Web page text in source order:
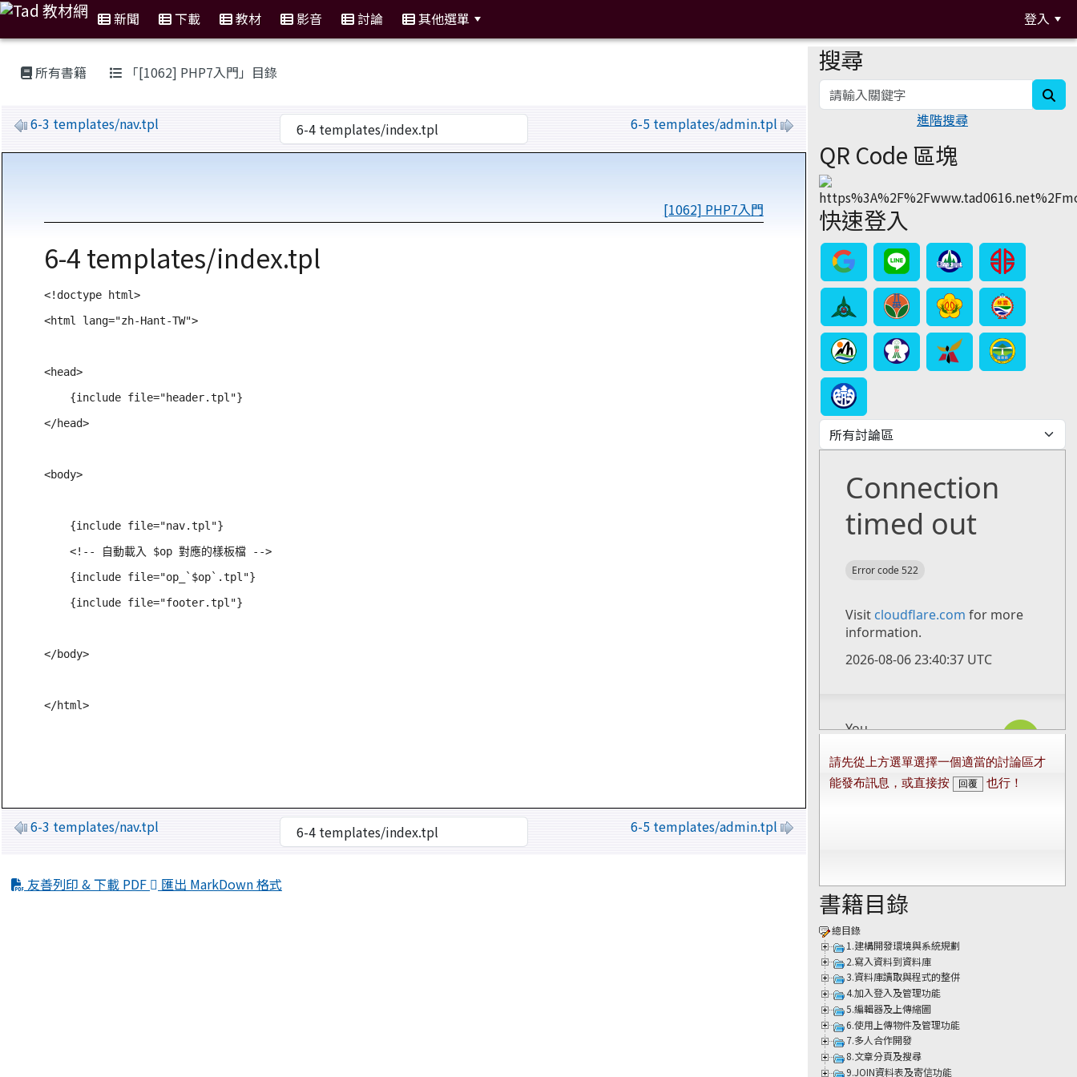
新聞 下載 教材 影音 討論 其他選單 登入
所有書籍 「[1062] PHP7入門」目錄
6-3 templates/nav.tpl 6-5 templates/admin.tpl
[1062] PHP7入門
6-4 templates/index.tpl
<!doctype html>
<html lang="zh-Hant-TW">
<head>
    {include file="header.tpl"}
</head>
<body>
    {include file="nav.tpl"}
    <!-- 自動載入 $op 對應的樣板檔 -->
    {include file="op_`$op`.tpl"}
    {include file="footer.tpl"}
</body>
</html>
6-3 templates/nav.tpl 6-5 templates/admin.tpl
友善列印 & 下載 PDF 匯出 MarkDown 格式
:::
搜尋
進階搜尋
QR Code 區塊
快速登入
書籍目錄
總目錄
1.建構開發環境與系統規劃
2.寫入資料到資料庫
3.資料庫讀取與程式的整併
4.加入登入及管理功能
5.編輯器及上傳縮圖
6.使用上傳物件及管理功能
7.多人合作開發
8.文章分頁及搜尋
9.JOIN資料表及寄信功能